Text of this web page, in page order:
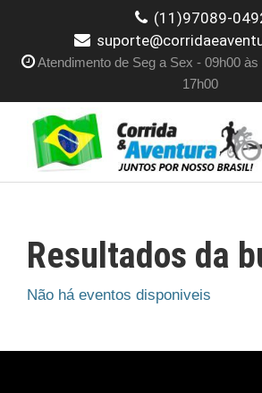
(11)97089-
Atendimento de Seg a Sex - 09h00 às
17h00
Resultados da
Não há eventos disponiveis